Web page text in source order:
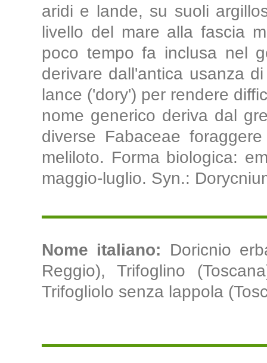
aridi e lande, su suoli
livello del mare alla fascia
poco tempo fa inclusa nel
derivare dall'antica usanza
lance ('dory') per rendere
nome generico deriva dal
diverse Fabaceae
meliloto. Forma biologica:
maggio-luglio. Syn.:
Nome italiano: Doricnio
Reggio), Trifoglino
Trifogliolo senza lappola